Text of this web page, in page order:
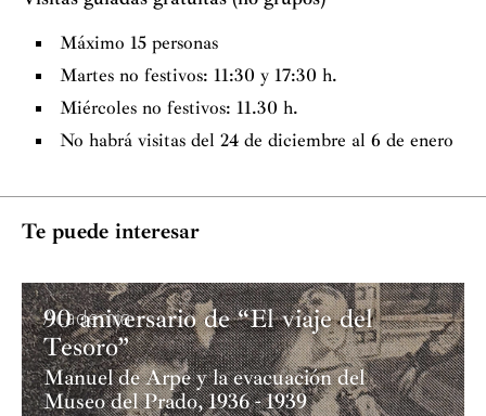
Máximo 15 personas
Martes no festivos: 11:30 y 17:30 h.
Miércoles no festivos: 11.30 h.
No habrá visitas del 24 de diciembre al 6 de enero
Te puede interesar
Academia
90 aniversario de “El viaje del
Tesoro”
Manuel de Arpe y la evacuación del
Museo del Prado, 1936 - 1939